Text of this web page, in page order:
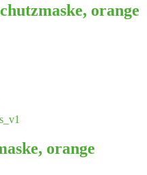
orange
orange